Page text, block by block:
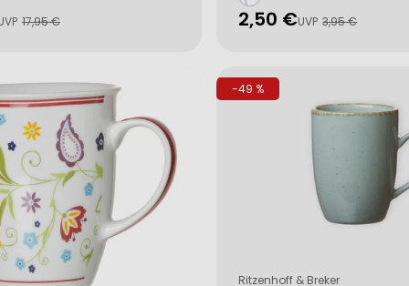
17,95 € Verkaufspreis
2,50 €
Regulärer
UVP 3,95 €
-49 %
Verkäufer:
Ritzenhoff & Breker